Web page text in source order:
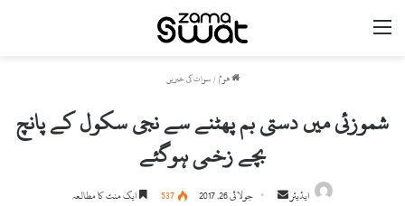
ھوم / سوات کی خبریں
شموزئی میں دستی بم پھٹنے سے نجی سکول کے پانچ
بچے زخمی ہوگئے
ایڈیٹر جولائی 26, 2017 537 ایک منٹ کا مطالعہ